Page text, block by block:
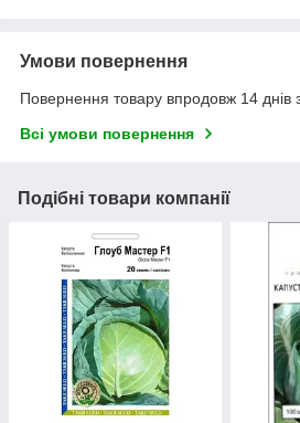
Умови повернення
Повернення товару впродовж 14 днів
Всі умови повернення
Подібні товари компанії